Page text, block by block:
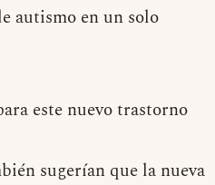
autismo en un solo
este nuevo trastorno
sugerían que la nueva